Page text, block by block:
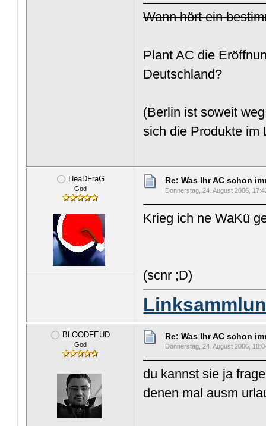
Wann hört ein
Plant AC die
Deutschland?
(Berlin ist soweit
sich die Produkte
HeaDFraG
God
Re: Was Ihr AC schon
Donnerstag, 24. August 2006,
Krieg ich ne WaKü
(scnr ;D)
BLOODFEUD
God
Re: Was Ihr AC schon
Donnerstag, 24. August 2006,
du kannst sie ja
denen mal ausm